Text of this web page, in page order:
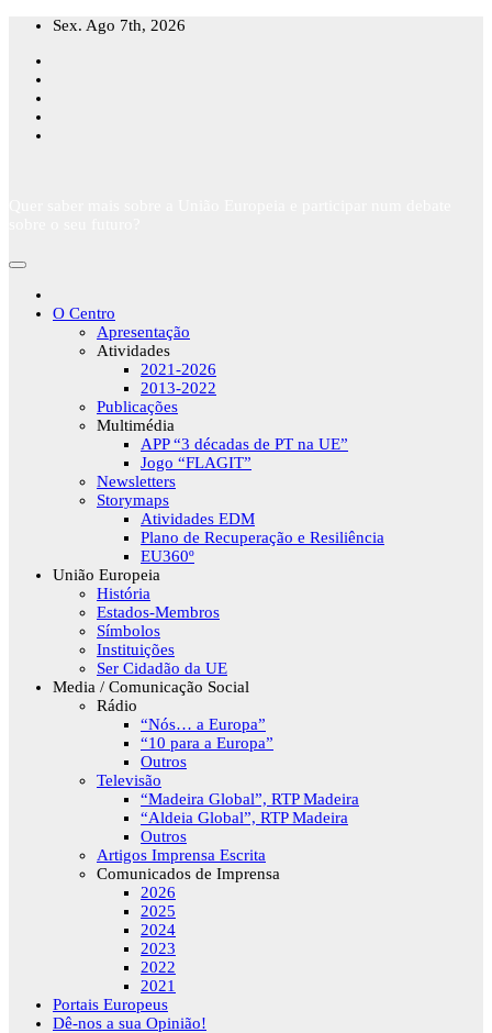
Skip
content
Sex. Ago 7th, 2026
O Centro
Apresentação
Atividades
2021-2026
2013-2022
Publicações
Multimédia
APP “3 décadas de PT na UE”
Jogo “FLAGIT”
Newsletters
Storymaps
Atividades EDM
Plano de Recuperação e Resiliência
EU360º
União Europeia
História
Estados-Membros
Símbolos
Instituições
Ser Cidadão da UE
Media / Comunicação Social
Rádio
“Nós… a Europa”
“10 para a Europa”
Outros
Televisão
“Madeira Global”, RTP Madeira
“Aldeia Global”, RTP Madeira
Outros
Artigos Imprensa Escrita
Comunicados de Imprensa
2026
2025
2024
2023
2022
2021
Portais Europeus
Dê-nos a sua Opinião!